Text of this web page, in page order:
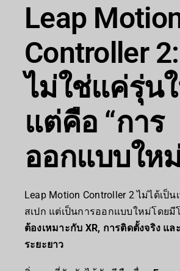
Leap
Controller 2:
ไม่ใช่แค่รุ่น
แต่คือ “การ
ออกแบบให
Leap Motion Controller 2 ไม่ได้เป็น
สเปก แต่เป็นการออกแบบใหม่โดยมี
ต้องเหมาะกับ XR, การติดตั้งจริง แล
ระยะยาว